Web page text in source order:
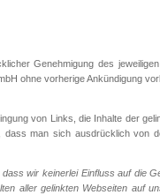
Genehmigung des
ohne vorherige Ankündigung
von Links, die Inhalte der
man sich ausdrücklich von
wir keinerlei Einfluss auf die
aller gelinkten Webseiten auf